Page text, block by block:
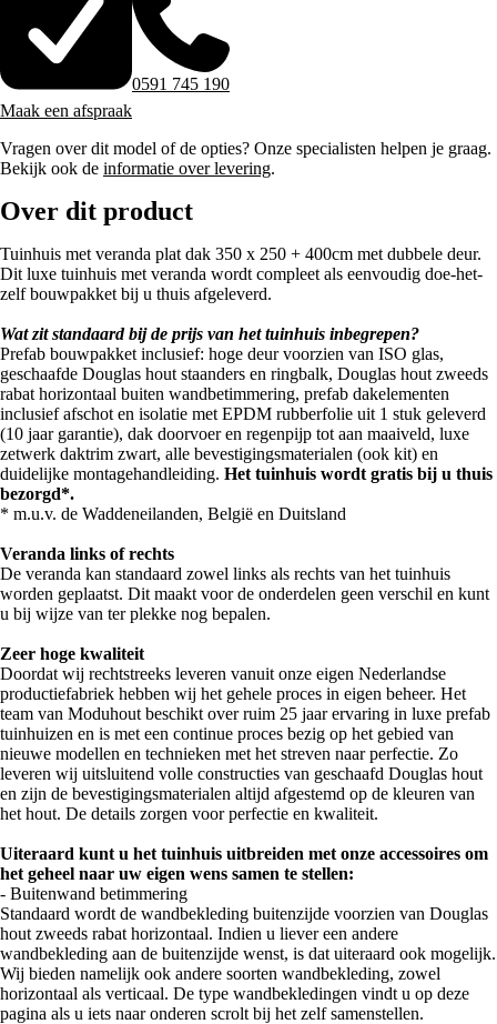
Maak een afspraak
0591 745 190
Vragen over dit model of de opties? Onze specialisten helpen je graag.
Bekijk ook de informatie over levering.
Over dit product
Tuinhuis met veranda plat dak 350 x 250 + 400cm met dubbele deur.
Dit luxe tuinhuis met veranda wordt compleet als eenvoudig doe-het-
zelf bouwpakket bij u thuis afgeleverd.
Wat zit standaard bij de prijs van het tuinhuis inbegrepen?
Prefab bouwpakket inclusief: hoge deur voorzien van ISO glas,
geschaafde Douglas hout staanders en ringbalk, Douglas hout zweeds
rabat horizontaal buiten wandbetimmering, prefab dakelementen
inclusief afschot en isolatie met EPDM rubberfolie uit 1 stuk geleverd
(10 jaar garantie), dak doorvoer en regenpijp tot aan maaiveld, luxe
zetwerk daktrim zwart, alle bevestigingsmaterialen (ook kit) en
duidelijke montagehandleiding. Het tuinhuis wordt gratis bij u thuis
bezorgd*.
* m.u.v. de Waddeneilanden, België en Duitsland
Veranda links of rechts
De veranda kan standaard zowel links als rechts van het tuinhuis
worden geplaatst. Dit maakt voor de onderdelen geen verschil en kunt
u bij wijze van ter plekke nog bepalen.
Zeer hoge kwaliteit
Doordat wij rechtstreeks leveren vanuit onze eigen Nederlandse
productiefabriek hebben wij het gehele proces in eigen beheer. Het
team van Moduhout beschikt over ruim 25 jaar ervaring in luxe prefab
tuinhuizen en is met een continue proces bezig op het gebied van
nieuwe modellen en technieken met het streven naar perfectie. Zo
leveren wij uitsluitend volle constructies van geschaafd Douglas hout
en zijn de bevestigingsmaterialen altijd afgestemd op de kleuren van
het hout. De details zorgen voor perfectie en kwaliteit.
Uiteraard kunt u het tuinhuis uitbreiden met onze accessoires om
het geheel naar uw eigen wens samen te stellen:
- Buitenwand betimmering
Standaard wordt de wandbekleding buitenzijde voorzien van Douglas
hout zweeds rabat horizontaal. Indien u liever een andere
wandbekleding aan de buitenzijde wenst, is dat uiteraard ook mogelijk.
Wij bieden namelijk ook andere soorten wandbekleding, zowel
horizontaal als verticaal. De type wandbekledingen vindt u op deze
pagina als u iets naar onderen scrolt bij het zelf samenstellen.